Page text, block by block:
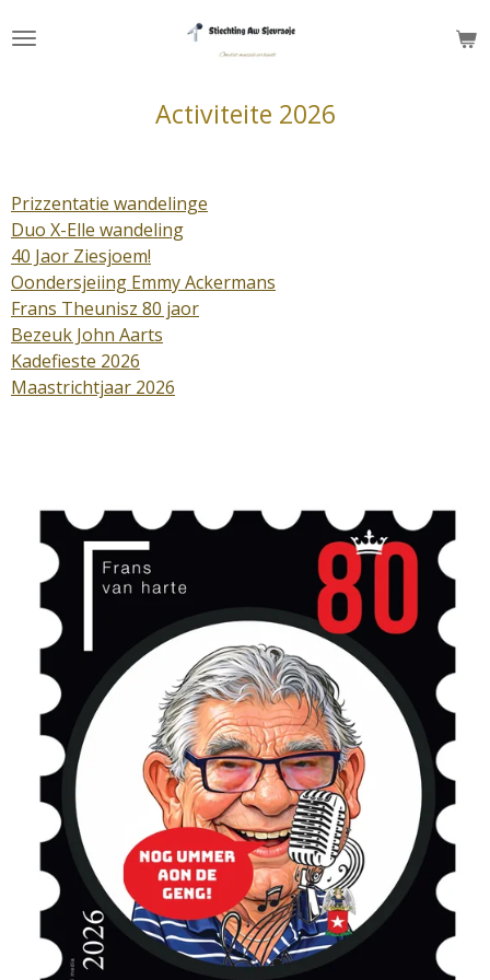
direct
Activiteite 2026
Prizzentatie wandelinge
Duo X-Elle wandeling
40 Jaor Ziesjoem!
Oondersjeiing Emmy Ackermans
Frans Theunisz 80 jaor
Bezeuk John Aarts
Kadefieste 2026
Maastrichtjaar 2026